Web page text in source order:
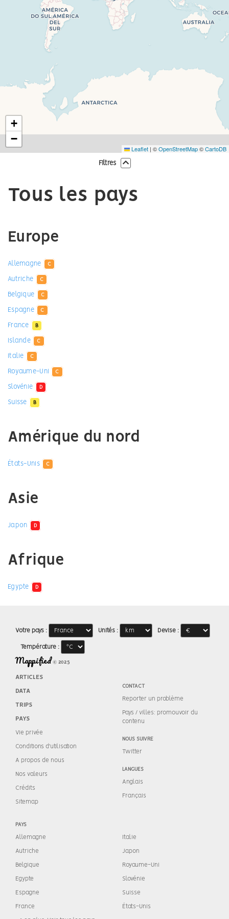
+
−
Leaflet | ©OpenStreetMap©CartoDB
Filtres
Tous les pays
Europe
Allemagne C
Autriche C
Belgique C
Espagne C
France B
Islande C
Italie C
Royaume-Uni C
Slovénie D
Suisse B
Amérique du nord
États-Unis C
Asie
Japon D
Afrique
Egypte D
Votre pays : Unités : Devise :
Température :
Mappified© 2025
ARTICLES
DATA
TRIPS
PAYS
Vie privée
Conditions d'utilisation
A propos de nous
Nos valeurs
Crédits
Sitemap
CONTACT
Reporter un problème
Pays / villes: promouvoir du
contenu
NOUS SUIVRE
Twitter
LANGUES
Anglais
Français
PAYS
Allemagne
Autriche
Belgique
Egypte
Espagne
France
Italie
Japon
Royaume-Uni
Slovénie
Suisse
États-Unis